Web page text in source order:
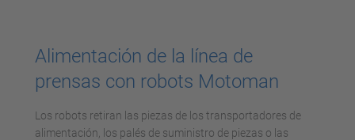
Management Platform
Alimentación de la línea de
prensas con robots Motoman
Los robots retiran las piezas de los transportadores de
alimentación, los palés de suministro de piezas o las